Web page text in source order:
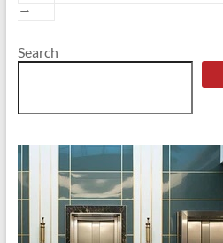
→
Search